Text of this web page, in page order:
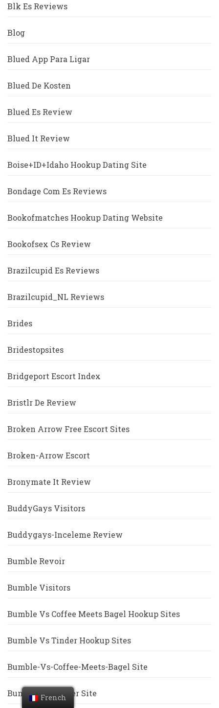
Blk Es Reviews
Blog
Blued App Para Ligar
Blued De Kosten
Blued Es Review
Blued It Review
Boise+ID+Idaho Hookup Dating Site
Bondage Com Es Reviews
Bookofmatches Hookup Dating Website
Bookofsex Cs Review
Brazilcupid Es Reviews
Brazilcupid_NL Reviews
Brides
Bridestopsites
Bridgeport Escort Index
Bristlr De Review
Broken Arrow Free Escort Sites
Broken-Arrow Escort
Bronymate It Review
BuddyGays Visitors
Buddygays-Inceleme Review
Bumble Revoir
Bumble Visitors
Bumble Vs Coffee Meets Bagel Hookup Sites
Bumble Vs Tinder Hookup Sites
Bumble-Vs-Coffee-Meets-Bagel Site
Bumble-Vs-Tinder Site
French